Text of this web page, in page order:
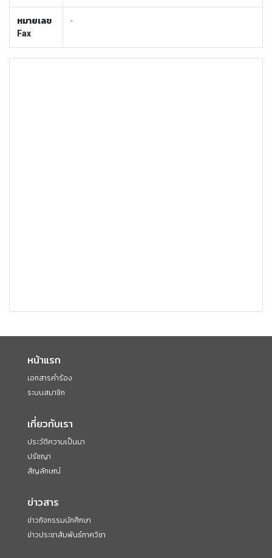
หมายเลข
Fax
-
หน้าแรก
เอกสารคำร้อง
ระบบสมาชิก
เกี่ยวกับเรา
ประวัติความเป็นมา
ปรัชญา
สัญลักษณ์
ข่าวสาร
ข่าวกิจกรรมนักศึกษา
ข่าวประชาสัมพันธ์ภาควิชา